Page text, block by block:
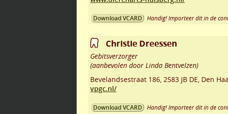
Download VCARD Handig! Importeer dit in de
Christie Dreessen
Gebitsverzorger
(aanbevolen door Linda Bentvelzen)
Bevelandsestraat 186 2583 JB DE Den
vpgc.nl/
Download VCARD Handig! Importeer dit in de